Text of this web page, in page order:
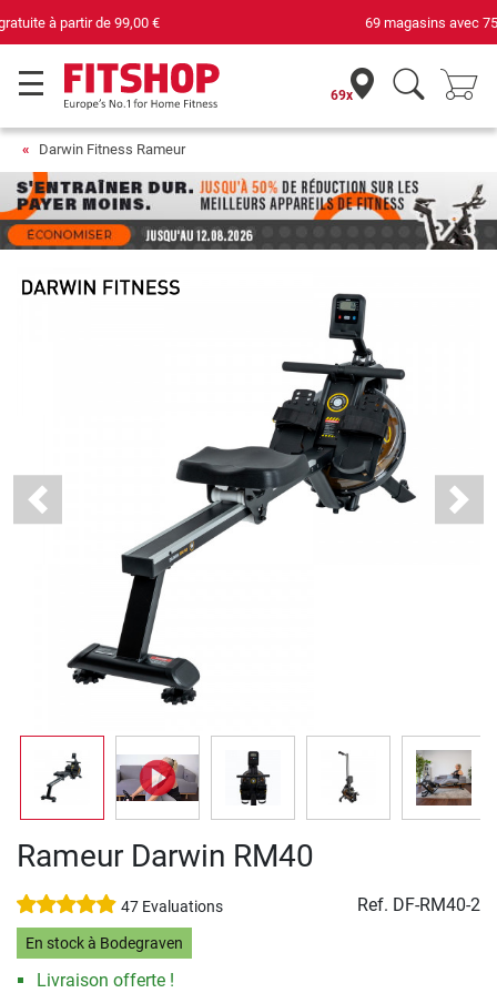
69 magasins avec 75 techniciens
69x
Darwin Fitness Rameur
Previous Next
Rameur Darwin RM40
47 Evaluations Ref. DF-RM40-2
En stock à Bodegraven
Livraison offerte !